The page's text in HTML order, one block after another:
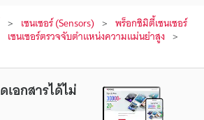
เซนเซอร์ (Sensors) พร็อกซิมิตี้เซนเซอร์
เซนเซอร์ตรวจจับตำแหน่งความแม่นยำสูง
อกสารได้ไม่